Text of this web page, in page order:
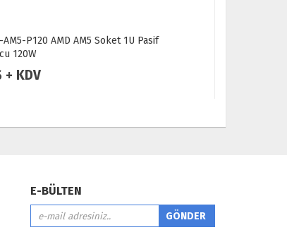
TGC-LGA1700-1D 1U 1700 Aktif FAN
35 $ + KDV
E-BÜLTEN